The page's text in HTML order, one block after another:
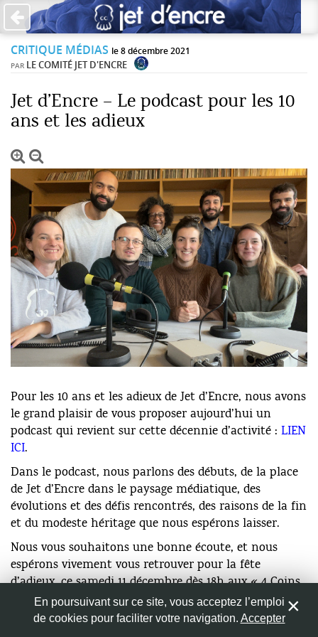
PAS DE COMMENTAIRES ×
Laisser une réponse
champs obligatoires sont indiqués avec *
Jet d'Encre vous prie d'inscrire vos commentaires dans un
esprit de dialogue et les limites du respect de chacun.
Merci.
Commentaire
Adresse de messagerie*
Site web
Enregistrer mon nom, mon e-mail et mon site web dans
le navigateur pour mon prochain commentaire.
CRITIQUE MÉDIAS le 8 décembre 2021
PAR LE COMITÉ JET D'ENCRE
Jet d’Encre – Le podcast pour les 10
ans et les adieux
Paparou, Tristan Irschlinger, Sophie Helle, Charlotte
Frossard (de gauche à droite, en bas), José « Geos »
Tippenhauer, Ermela Haile, Stefan Renna, Victor Santos
Rodriguez (de gauche à droite, en haut), Michael
Pour les 10 ans et les adieux de Jet d’Encre, nous avons
le grand plaisir de vous proposer aujourd’hui un
podcast qui revient sur cette décennie d’activité : LIEN
ICI.
Dans le podcast, nous parlons des débuts, de la place
de Jet d’Encre dans le paysage médiatique, des
évolutions et des défis rencontrés, des raisons de la fin
et du modeste héritage que nous espérons laisser.
Nous vous souhaitons une bonne écoute, et nous
espérons vivement vous retrouver pour la fête
d’adieux, ce samedi 11 décembre dès 18h aux « 4 Coins
LIEN ICI) !
Le Comité de Jet d’Encre
En poursuivant sur ce site, vous acceptez l’emploi
de cookies pour faciliter votre navigation. Accepter